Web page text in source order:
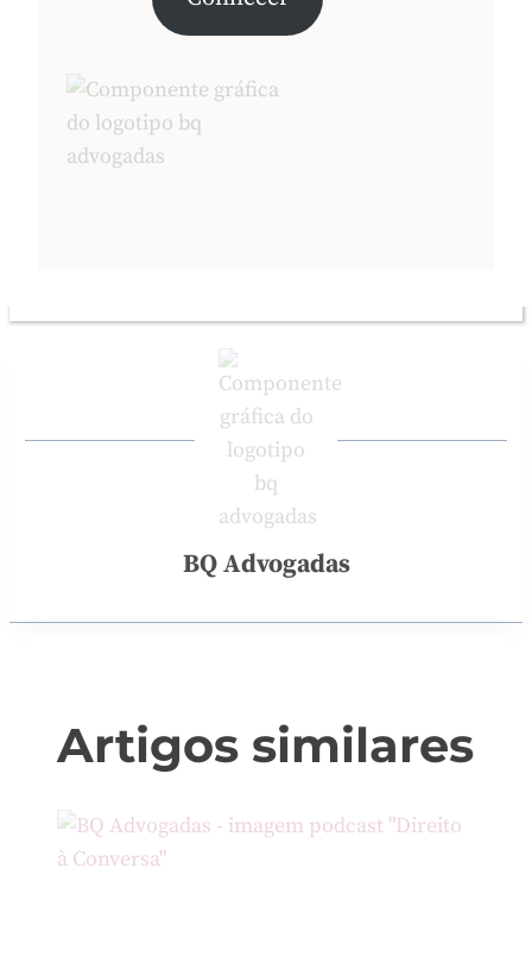
BQ Advogadas
Artigos similares